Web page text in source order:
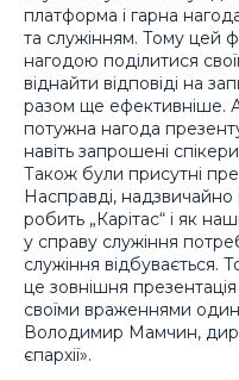
платформа і гарна
та служінням. Тому цей
нагодою поділитися
віднайти відповіді на
разом ще ефективніше.
потужна нагода
навіть запрошені
Також були присутні
Насправді, надзвичайно
робить „Карітас“ і як
у справу служіння
служіння
це зовнішня
своїми враженнями
Володимир Мамчин,
єпархії».